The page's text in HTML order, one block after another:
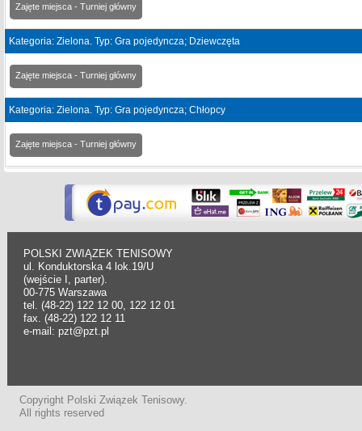
Zajęte miejsca - Turniej główny
Kategoria: Zielona. Typ: Gra pojedyncza; Dziewczęta
Zajęte miejsca - Turniej główny
Kategoria: Zielona. Typ: Gra pojedyncza; Chłopcy
Zajęte miejsca - Turniej główny
POLSKI ZWIĄZEK TENISOWY
ul. Konduktorska 4 lok.19/U
(wejście I, parter).
00-775 Warszawa
tel. (48-22) 122 12 00, 122 12 01
fax. (48-22) 122 12 11
e-mail: pzt@pzt.pl
Copyright Polski Związek Tenisowy.
All rights reserved